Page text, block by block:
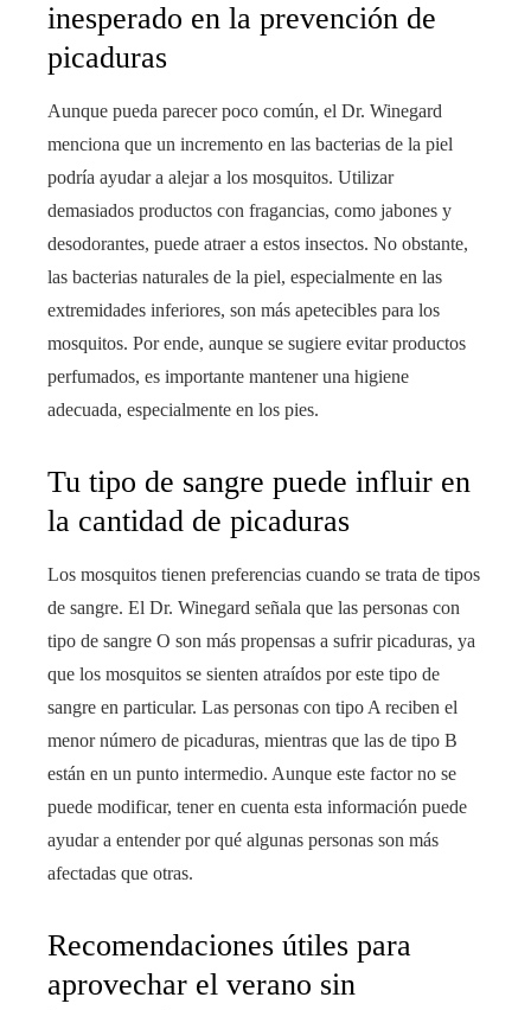
inesperado en la prevención de
picaduras
Aunque pueda parecer poco común, el Dr. Winegard
menciona que un incremento en las bacterias de la piel
podría ayudar a alejar a los mosquitos. Utilizar
demasiados productos con fragancias, como jabones y
desodorantes, puede atraer a estos insectos. No obstante,
las bacterias naturales de la piel, especialmente en las
extremidades inferiores, son más apetecibles para los
mosquitos. Por ende, aunque se sugiere evitar productos
perfumados, es importante mantener una higiene
adecuada, especialmente en los pies.
Tu tipo de sangre puede influir en
la cantidad de picaduras
Los mosquitos tienen preferencias cuando se trata de tipos
de sangre. El Dr. Winegard señala que las personas con
tipo de sangre O son más propensas a sufrir picaduras, ya
que los mosquitos se sienten atraídos por este tipo de
sangre en particular. Las personas con tipo A reciben el
menor número de picaduras, mientras que las de tipo B
están en un punto intermedio. Aunque este factor no se
puede modificar, tener en cuenta esta información puede
ayudar a entender por qué algunas personas son más
afectadas que otras.
Recomendaciones útiles para
aprovechar el verano sin